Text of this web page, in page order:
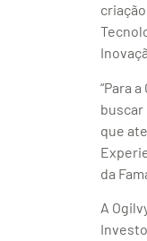
“Para
buscar
que
da
A